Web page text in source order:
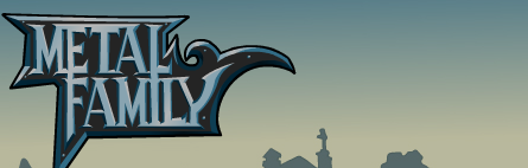
Перейти
содержимому